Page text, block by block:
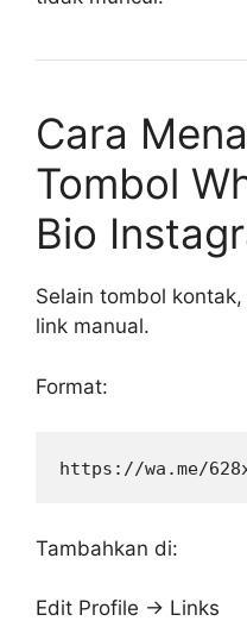
Cara
Tombol
Bio
Selain tombol
link manual.
Format:
Tambahkan di:
Edit Profile → Links